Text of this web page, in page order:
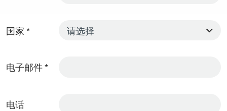
国家 *
电子邮件*
电话